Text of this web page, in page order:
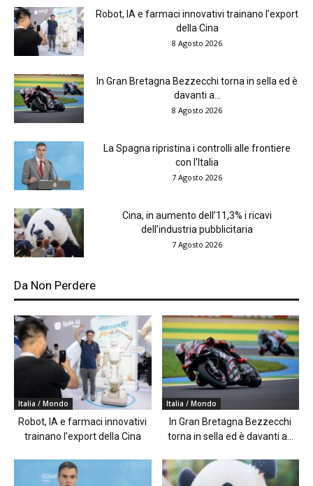
Robot, IA e farmaci innovativi trainano l’export
della Cina
8 Agosto 2026
In Gran Bretagna Bezzecchi torna in sella ed è
davanti a...
8 Agosto 2026
La Spagna ripristina i controlli alle frontiere
con l’Italia
7 Agosto 2026
Cina, in aumento dell’11,3% i ricavi
dell’industria pubblicitaria
7 Agosto 2026
Da Non Perdere
Italia / Mondo
Robot, IA e farmaci innovativi
trainano l’export della Cina
Italia / Mondo
In Gran Bretagna Bezzecchi
torna in sella ed è davanti a...